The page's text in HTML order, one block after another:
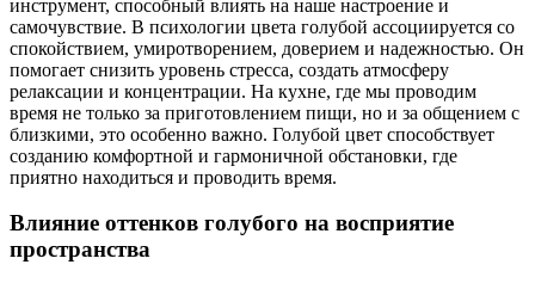
инструмент, способный влиять на наше настроение и
самочувствие. В психологии цвета голубой ассоциируется со
спокойствием, умиротворением, доверием и надежностью. Он
помогает снизить уровень стресса, создать атмосферу
релаксации и концентрации. На кухне, где мы проводим
время не только за приготовлением пищи, но и за общением с
близкими, это особенно важно. Голубой цвет способствует
созданию комфортной и гармоничной обстановки, где
приятно находиться и проводить время.
Влияние оттенков голубого на восприятие
пространства